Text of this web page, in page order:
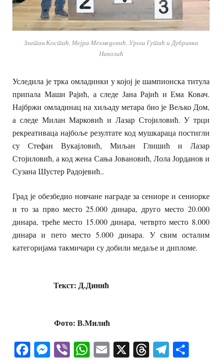
Златан Костић, Мејра Мехмедовић, Урош Гутић и Дубравка
Николић
Уследила је трка омладинки у којој је шампионска титула
припала Маши Рајић, а следе Јана Рајић и Ема Ковач.
Најбржи омладинац на хиљаду метара био је Вељко Дом,
а следе Милан Марковић и Лазар Стојиловић. У трци
рекреативаца најбоље резултате код мушкараца постигли
су Стефан Вукајловић, Миљан Глишић и Лазар
Стојиловић, а код жена Сања Јовановић, Лола Јорданов и
Сузана Шустер Радојевић..
Град је обезбедио новчане награде за сениоре и сениорке
и то за прво место 25.000 динара, друго место 20.000
динара, треће место 15.000 динара, четврто место 8.000
динара и пето место 5.000 динара. У свим осталим
категоријама такмичари су добили медаље и дипломе.
Текст: Д.Динић
Фото: В.Милић
Facebook
Messenger
ViberWhatsApp
Email
X Threads